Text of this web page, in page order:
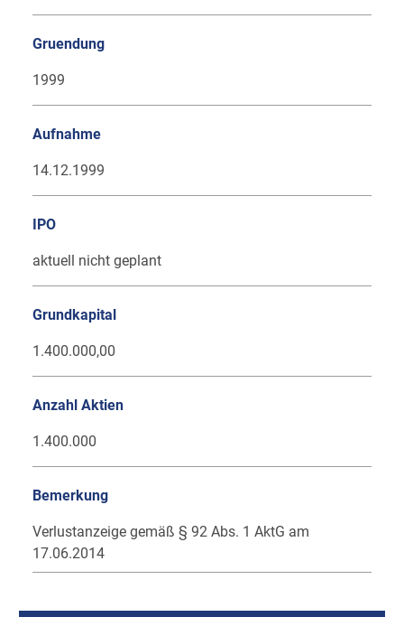
Gruendung
1999
Aufnahme
14.12.1999
IPO
aktuell nicht geplant
Grundkapital
1.400.000,00
Anzahl Aktien
1.400.000
Bemerkung
Verlustanzeige gemäß § 92 Abs. 1 AktG am
17.06.2014